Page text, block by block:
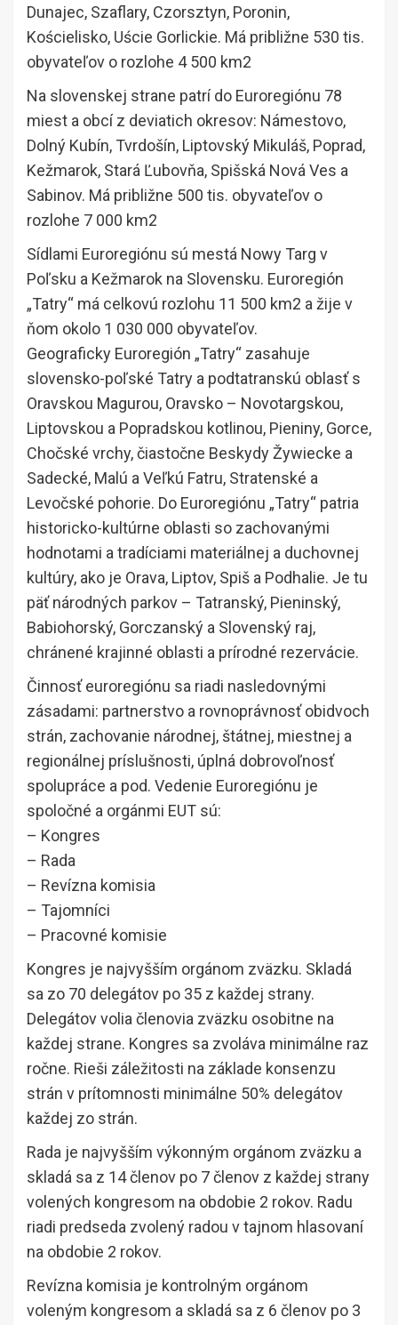
Dunajec, Szaflary, Czorsztyn, Poronin,
Kościelisko, Uście Gorlickie. Má približne 530 tis.
obyvateľov o rozlohe 4 500 km2
Na slovenskej strane patrí do Euroregiónu 78
miest a obcí z deviatich okresov: Námestovo,
Dolný Kubín, Tvrdošín, Liptovský Mikuláš, Poprad,
Kežmarok, Stará Ľubovňa, Spišská Nová Ves a
Sabinov. Má približne 500 tis. obyvateľov o
rozlohe 7 000 km2
Sídlami Euroregiónu sú mestá Nowy Targ v
Poľsku a Kežmarok na Slovensku. Euroregión
„Tatry“ má celkovú rozlohu 11 500 km2 a žije v
ňom okolo 1 030 000 obyvateľov.
Geograficky Euroregión „Tatry“ zasahuje
slovensko-poľské Tatry a podtatranskú oblasť s
Oravskou Magurou, Oravsko – Novotargskou,
Liptovskou a Popradskou kotlinou, Pieniny, Gorce,
Chočské vrchy, čiastočne Beskydy Žywiecke a
Sadecké, Malú a Veľkú Fatru, Stratenské a
Levočské pohorie. Do Euroregiónu „Tatry“ patria
historicko-kultúrne oblasti so zachovanými
hodnotami a tradíciami materiálnej a duchovnej
kultúry, ako je Orava, Liptov, Spiš a Podhalie. Je tu
päť národných parkov – Tatranský, Pieninský,
Babiohorský, Gorczanský a Slovenský raj,
chránené krajinné oblasti a prírodné rezervácie.
Činnosť euroregiónu sa riadi nasledovnými
zásadami: partnerstvo a rovnoprávnosť obidvoch
strán, zachovanie národnej, štátnej, miestnej a
regionálnej príslušnosti, úplná dobrovoľnosť
spolupráce a pod. Vedenie Euroregiónu je
spoločné a orgánmi EUT sú:
– Kongres
– Rada
– Revízna komisia
– Tajomníci
– Pracovné komisie
Kongres je najvyšším orgánom zväzku. Skladá
sa zo 70 delegátov po 35 z každej strany.
Delegátov volia členovia zväzku osobitne na
každej strane. Kongres sa zvoláva minimálne raz
ročne. Rieši záležitosti na základe konsenzu
strán v prítomnosti minimálne 50% delegátov
každej zo strán.
Rada je najvyšším výkonným orgánom zväzku a
skladá sa z 14 členov po 7 členov z každej strany
volených kongresom na obdobie 2 rokov. Radu
riadi predseda zvolený radou v tajnom hlasovaní
na obdobie 2 rokov.
Revízna komisia je kontrolným orgánom
voleným kongresom a skladá sa z 6 členov po 3